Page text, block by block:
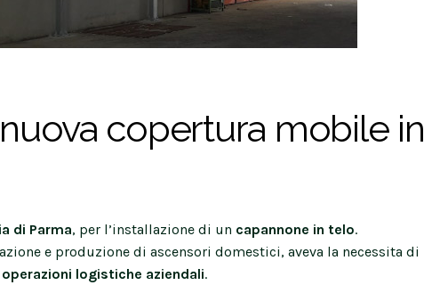
copertura mobile in
di Parma, per l’installazione di un capannone in telo.
e produzione di ascensori domestici, aveva la necessita di
logistiche aziendali.